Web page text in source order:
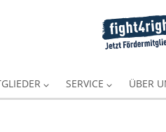
SERVICE ÜBER